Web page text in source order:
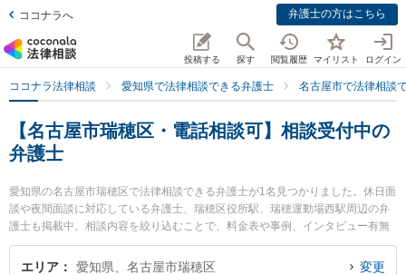
ココナラへ 弁護士の方はこちら
投稿する 探す 閲覧履歴 マイリスト ログイン
ココナラ法律相談 愛知県で法律相談できる弁護士 名古屋市で法律相談
【名古屋市瑞穂区・電話相談可】相談受付中の
弁護士
愛知県の名古屋市瑞穂区で法律相談できる弁護士が1名見つかりました。休日面
談や夜間面談に対応している弁護士、瑞穂区役所駅、瑞穂運動場西駅周辺の弁
護士も掲載中。相談内容を絞り込むことで、料金表や事例、インタビュー有無
が表示できます。特に名古屋みずほ法律事務所の田本 伸雄弁護士のプロフィー
ル情報や弁護士費用、強みなどが注目されています。離婚や相続、交通事故か
エリア 愛知県、名古屋市瑞穂区 変更